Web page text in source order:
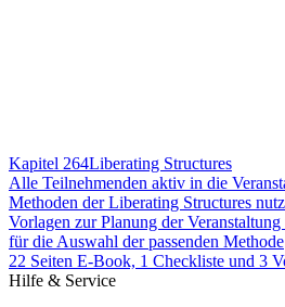
Kapitel 264Liberating Structures
Alle Teilnehmenden aktiv in die
Methoden der Liberating Structures
Vorlagen zur Planung der
für die Auswahl der passenden Methode
22 Seiten E-Book, 1 Checkliste und 3
Hilfe & Service